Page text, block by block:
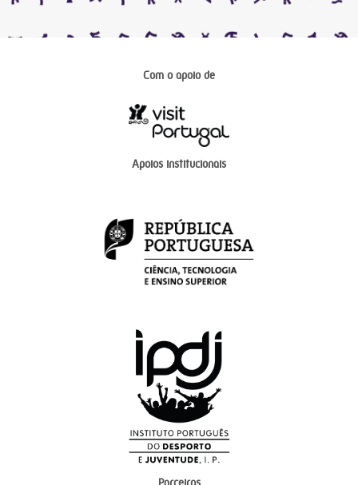
Com o apoio de
Apoios institucionais